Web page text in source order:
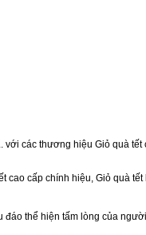
các thương hiệu Giỏ quà
cao cấp chính hiệu, Giỏ quà
thể hiện tấm lòng của